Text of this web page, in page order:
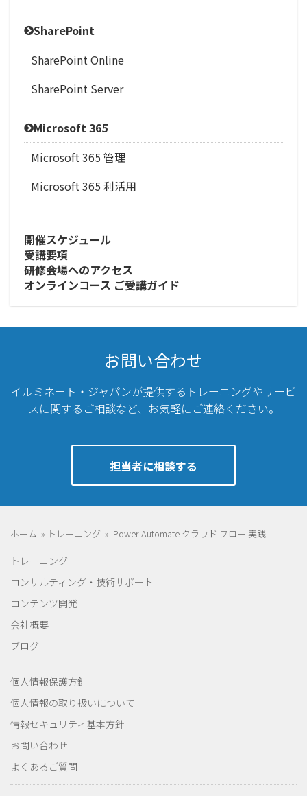
SharePoint
SharePoint Online
SharePoint Server
Microsoft 365
Microsoft 365 管理
Microsoft 365 利活用
開催スケジュール
受講要項
研修会場へのアクセス
オンラインコース ご受講ガイド
お問い合わせ
イルミネート・ジャパンが提供するトレーニングやサービ
スに関するご相談など、 お気軽にご連絡ください。
担当者に相談する
ホーム » トレーニング » Power Automate クラウド フロー 実践
トレーニング
コンサルティング・技術サポート
コンテンツ開発
会社概要
ブログ
個人情報保護方針
個人情報の取り扱いについて
情報セキュリティ基本方針
お問い合わせ
よくあるご質問